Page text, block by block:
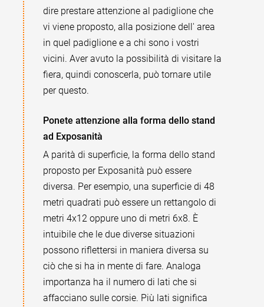
dire prestare attenzione al padiglione che
vi viene proposto, alla posizione dell' area
in quel padiglione e a chi sono i vostri
vicini. Aver avuto la possibilità di visitare la
fiera, quindi conoscerla, può tornare utile
per questo.
Ponete attenzione alla forma dello stand
ad Exposanità
A parità di superficie, la forma dello stand
proposto per Exposanità può essere
diversa. Per esempio, una superficie di 48
metri quadrati può essere un rettangolo di
metri 4x12 oppure uno di metri 6x8. È
intuibile che le due diverse situazioni
possono riflettersi in maniera diversa su
ciò che si ha in mente di fare. Analoga
importanza ha il numero di lati che si
affacciano sulle corsie. Più lati significa